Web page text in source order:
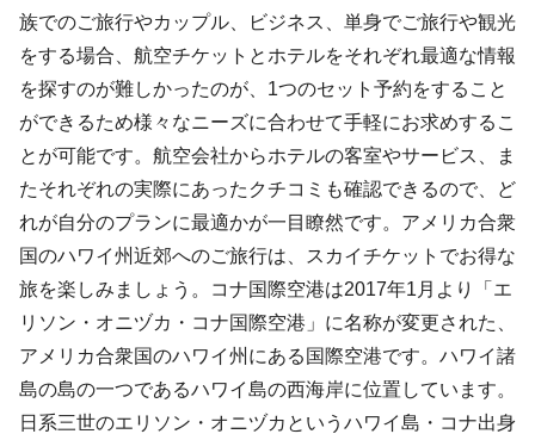
族でのご旅行やカップル、ビジネス、単身でご旅行や観光
をする場合、航空チケットとホテルをそれぞれ最適な情報
を探すのが難しかったのが、1つのセット予約をすること
ができるため様々なニーズに合わせて手軽にお求めするこ
とが可能です。航空会社からホテルの客室やサービス、ま
たそれぞれの実際にあったクチコミも確認できるので、ど
れが自分のプランに最適かが一目瞭然です。アメリカ合衆
国のハワイ州近郊へのご旅行は、スカイチケットでお得な
旅を楽しみましょう。コナ国際空港は2017年1月より「エ
リソン・オニヅカ・コナ国際空港」に名称が変更された、
アメリカ合衆国のハワイ州にある国際空港です。ハワイ諸
島の島の一つであるハワイ島の西海岸に位置しています。
日系三世のエリソン・オニヅカというハワイ島・コナ出身